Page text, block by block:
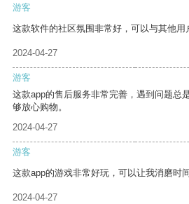
游客
这款软件的社区氛围非常好，可以与其他用
2024-04-27
游客
这款app的售后服务非常完善，遇到问题总
够放心购物。
2024-04-27
游客
这款app的游戏非常好玩，可以让我消磨时间
2024-04-27